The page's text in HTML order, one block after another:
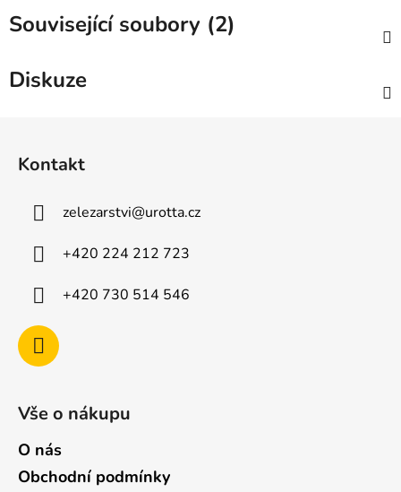
Související soubory (2)
Diskuze
Kontakt
zelezarstvi@urotta.cz
+420 224 212 723
+420 730 514 546
Vše o nákupu
O nás
Obchodní podmínky